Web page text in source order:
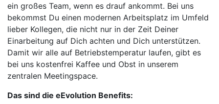
ein großes Team, wenn es drauf ankommt. Bei uns
bekommst Du einen modernen Arbeitsplatz im Umfeld
lieber Kollegen, die nicht nur in der Zeit Deiner
Einarbeitung auf Dich achten und Dich unterstützen.
Damit wir alle auf Betriebstemperatur laufen, gibt es
bei uns kostenfrei Kaffee und Obst in unserem
zentralen Meetingspace.
Das sind die eEvolution Benefits: